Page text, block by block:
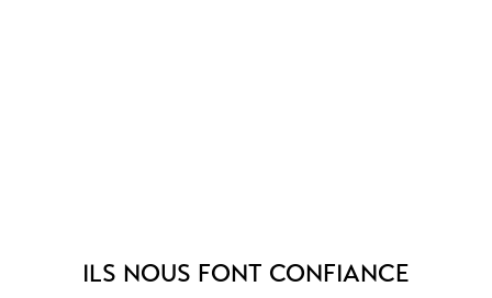
ILS NOUS FONT CONFIANCE